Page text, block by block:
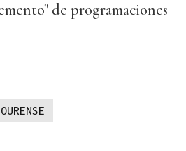
de programaciones
OURENSE